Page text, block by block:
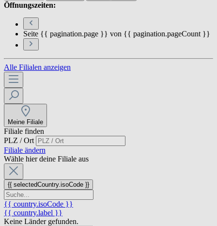
Öffnungszeiten:
Seite {{ pagination.page }} von {{ pagination.pageCount }}
Alle Filialen anzeigen
Meine Filiale
Filiale finden
PLZ / Ort
Filiale ändern
Wähle hier deine Filiale aus
{{ selectedCountry.isoCode }}
{{ country.isoCode }}
{{ country.label }}
Keine Länder gefunden.